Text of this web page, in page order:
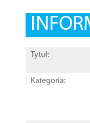
Tytuł:
Kategoria: